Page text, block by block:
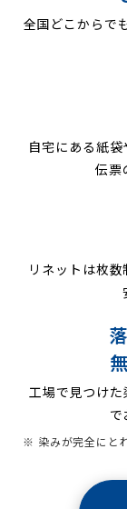
全国どこからで
自宅にある紙
伝票
リネットは枚
工場で見つけ
で
※ 染みが完全にと